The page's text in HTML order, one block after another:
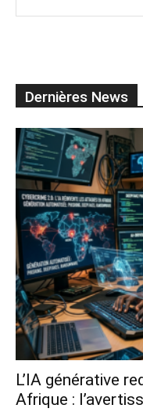
Dernières News
L’IA générative
Afrique :